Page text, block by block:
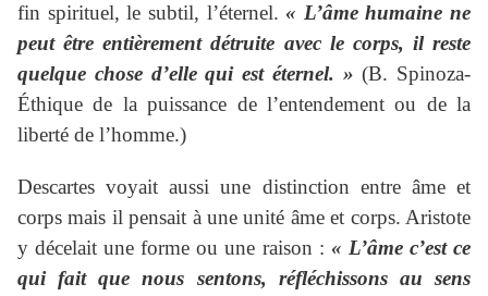
fin spirituel, le subtil, l’éternel.« L’âme humaine ne
peut être entièrement détruite avec le corps, il reste
quelque chose d’elle qui est éternel. » (B. Spinoza-
Éthique de la puissance de l’entendement ou de la
liberté de l’homme.)
Descartes voyait aussi une distinction entre âme et
corps mais il pensait à une unité âme et corps. Aristote
y décelait une forme ou une raison : « L’âme c’est ce
qui fait que nous sentons, réfléchissons au sens